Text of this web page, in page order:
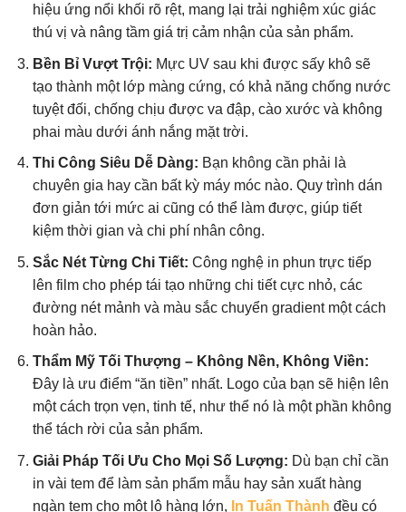
hiệu ứng nổi khối rõ rệt, mang lại trải nghiệm xúc giác
thú vị và nâng tầm giá trị cảm nhận của sản phẩm.
Bền Bỉ Vượt Trội: Mực UV sau khi được sấy khô sẽ
tạo thành một lớp màng cứng, có khả năng chống nước
tuyệt đối, chống chịu được va đập, cào xước và không
phai màu dưới ánh nắng mặt trời.
Thi Công Siêu Dễ Dàng: Bạn không cần phải là
chuyên gia hay cần bất kỳ máy móc nào. Quy trình dán
đơn giản tới mức ai cũng có thể làm được, giúp tiết
kiệm thời gian và chi phí nhân công.
Sắc Nét Từng Chi Tiết: Công nghệ in phun trực tiếp
lên film cho phép tái tạo những chi tiết cực nhỏ, các
đường nét mảnh và màu sắc chuyển gradient một cách
hoàn hảo.
Thẩm Mỹ Tối Thượng – Không Nền, Không Viền:
Đây là ưu điểm “ăn tiền” nhất. Logo của bạn sẽ hiện lên
một cách trọn vẹn, tinh tế, như thể nó là một phần không
thể tách rời của sản phẩm.
Giải Pháp Tối Ưu Cho Mọi Số Lượng: Dù bạn chỉ cần
in vài tem để làm sản phẩm mẫu hay sản xuất hàng
ngàn tem cho một lô hàng lớn, In Tuấn Thành đều có